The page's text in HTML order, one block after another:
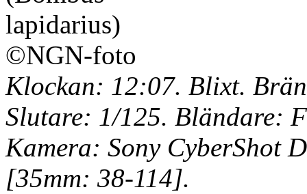
Klockan: 12:07. Blixt.
Slutare: 1/125. Bländare:
Kamera: Sony CyberShot
[35mm: 38-114].